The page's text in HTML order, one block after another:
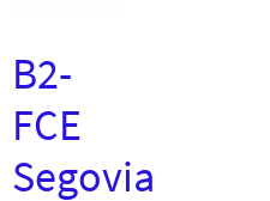
B2-
FCE
Segovia